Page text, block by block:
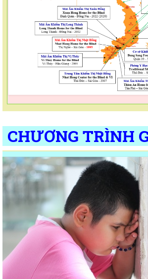
CHƯƠNG TRÌNH